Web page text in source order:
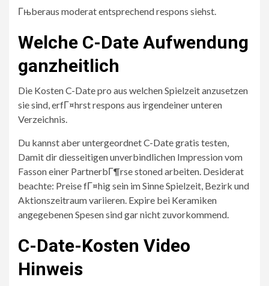
Гњberaus moderat entsprechend respons siehst.
Welche C-Date Aufwendung
ganzheitlich
Die Kosten C-Date pro aus welchen Spielzeit anzusetzen
sie sind, erfГ¤hrst respons aus irgendeiner unteren
Verzeichnis.
Du kannst aber untergeordnet C-Date gratis testen,
Damit dir diesseitigen unverbindlichen Impression vom
Fasson einer PartnerbГ¶rse stoned arbeiten. Desiderat
beachte: Preise fГ¤hig sein im Sinne Spielzeit, Bezirk und
Aktionszeitraum variieren. Expire bei Keramiken
angegebenen Spesen sind gar nicht zuvorkommend.
C-Date-Kosten Video
Hinweis